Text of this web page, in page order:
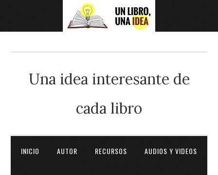
Una idea interesante de
cada libro
INICIO AUTOR RECURSOS AUDIOS Y VIDEOS